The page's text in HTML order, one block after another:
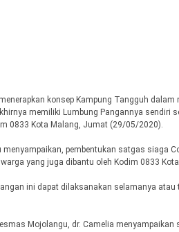
konsep Kampung Tangguh dalam
memiliki Lumbung Pangannya sendiri
0833 Kota Malang, Jumat (29/05/2020).
menyampaikan, pembentukan satgas siaga
yang juga dibantu oleh Kodim 0833
ini dapat dilaksanakan selamanya
Mojolangu, dr. Camelia